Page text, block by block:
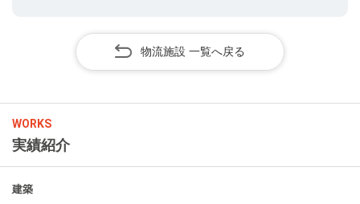
WORKS
実績紹介
建築
物流施設 一覧へ戻る